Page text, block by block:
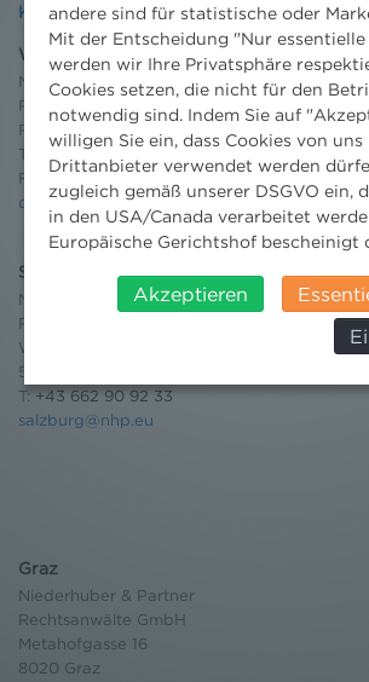
Kontakt
Wien
Niederhuber & Partner
Rechtsanwälte GmbH
Reisnerstraße 53, 1030 Wien
T:
+43 1 513 21 24-0
F: +43 1 513 21 24-300
office@nhp.eu
Salzburg
Niederhuber & Partner
Rechtsanwälte GmbH
Wilhelm-Spazier-Straße 2a
5020 Salzburg
T: +43 662 90 92 33
salzburg@nhp.eu
Graz
Niederhuber & Partner
Rechtsanwälte GmbH
Metahofgasse 16
8020 Graz
andere sind für statistische oder
Mit der Entscheidung "Nur essentielle
werden wir Ihre Privatsphäre
Cookies setzen, die nicht für den
notwendig sind. Indem Sie auf
willigen Sie ein, dass Cookies von uns
Drittanbieter verwendet werden
zugleich gemäß unserer DSGVO ein,
in den USA/Canada verarbeitet
Europäische Gerichtshof bescheinigt
insbesondere das Risiko, dass ihre
Behörden, zu Kontroll- und zu
Überwachungszwecken, verarbeitet
werden können. Zudem finden Sie am
Bildschirmrand ein Cookie-Icon wo
Akzeptieren